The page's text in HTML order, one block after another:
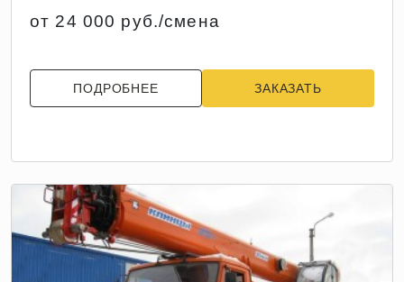
от 24 000 руб./смена
ПОДРОБНЕЕ ЗАКАЗАТЬ